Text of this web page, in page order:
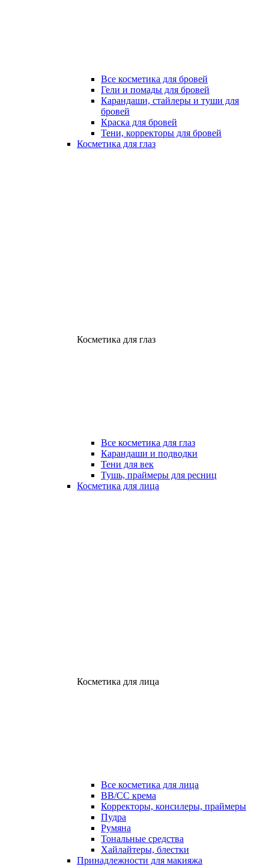
Все косметика для бровей
Гели и помады для бровей
Карандаши, стайлеры и туши для
бровей
Краска для бровей
Тени, корректоры для бровей
Косметика для глаз
Косметика для глаз
Все косметика для глаз
Карандаши и подводки
Тени для век
Тушь, праймеры для ресниц
Косметика для лица
Косметика для лица
Все косметика для лица
ВВ/СС крема
Корректоры, консилеры, праймеры
Пудра
Румяна
Тональные средства
Хайлайтеры, блестки
Принадлежности для макияжа